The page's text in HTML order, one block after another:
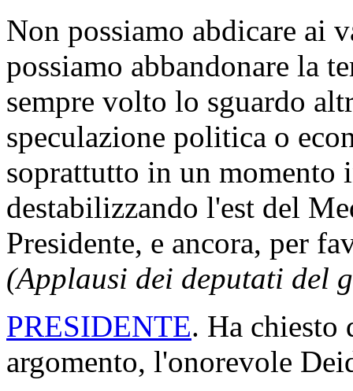
Non possiamo abdicare ai
possiamo abbandonare la
sempre volto lo sguardo
speculazione politica o
soprattutto in un momento
destabilizzando l'est del
Presidente, e ancora, per
(Applausi dei deputati del
PRESIDENTE. Ha chiesto
argomento, l'onorevole